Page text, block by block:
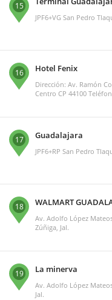
15
JPF6+VG San Pedro
16 Hotel Fenix
Dirección: Av. Ramón
Centro CP 44100
17 Guadalajara
JPF6+RP San Pedro
18 WALMART
Av. Adolfo López
Zúñiga, Jal.
19 La minerva
Av. Adolfo López
Jal.